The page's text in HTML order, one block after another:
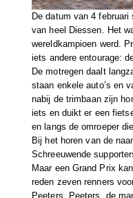
De datum van 4
van heel Diessen. Het
wereldkampioen werd.
iets andere entourage:
De motregen daalt
staan enkele auto’s en
nabij de trimbaan zijn
iets en duikt er een
en langs de omroeper
Bij het horen van de
Schreeuwende
Maar een Grand Prix
reden zeven renners
Peeters. Peeters, de